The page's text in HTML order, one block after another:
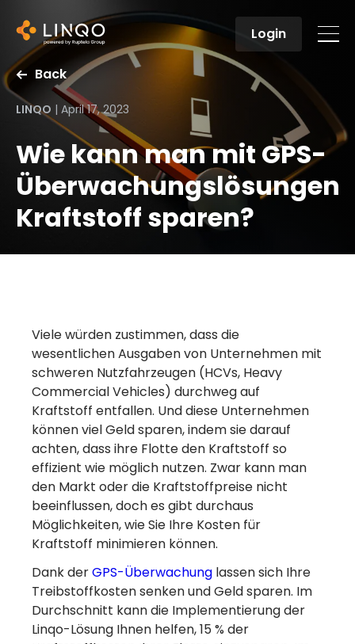
Login
Back
LINQO | April 17, 2023
Wie kann man mit GPS-
Überwachungslösungen
Kraftstoff sparen?
Viele würden zustimmen, dass die
wesentlichen Ausgaben von Unternehmen mit
schweren Nutzfahrzeugen (HCVs, Heavy
Commercial Vehicles) durchweg auf
Kraftstoff entfallen. Und diese Unternehmen
können viel Geld sparen, indem sie darauf
achten, dass ihre Flotte den Kraftstoff so
effizient wie möglich nutzen. Zwar kann man
den Markt oder die Kraftstoffpreise nicht
beeinflussen, doch es gibt durchaus
Möglichkeiten, wie Sie Ihre Kosten für
Kraftstoff minimieren können.
Dank derGPS-Überwachung lassen sich Ihre
Treibstoffkosten senken und Geld sparen. Im
Durchschnitt kann die Implementierung der
Linqo-Lösung Ihnen helfen, 15 % der